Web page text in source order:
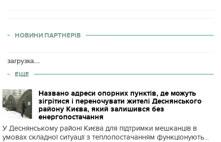
НОВИНИ ПАРТНЕРІВ
загрузка...
ЕЩЕ
Названо адреси опорних пунктів, де можуть
зігрітися і переночувати жителі Деснянського
району Києва, який залишився без
енергопостачання
У Деснянському районі Києва для підтримки мешканців в
умовах складної ситуації з теплопостачанням функціонують...